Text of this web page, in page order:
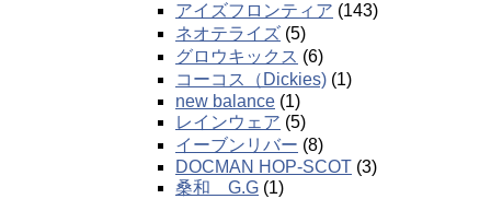
アイズフロンティア (143)
ネオテライズ (5)
グロウキックス (6)
コーコス（Dickies) (1)
new balance (1)
レインウェア (5)
イーブンリバー (8)
DOCMAN HOP-SCOT (3)
桑和 G.G (1)